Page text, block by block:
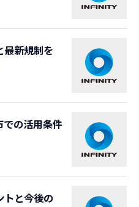
最新規制を
の活用条件
トと今後の